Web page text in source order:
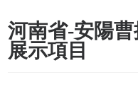
河南省-安陽
展示項目